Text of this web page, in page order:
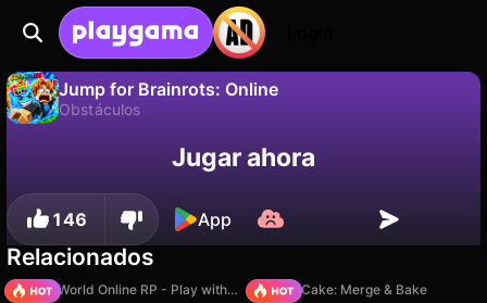
Jump for Brainrots: Online
Obstáculos
¡Guarda el progreso!Jugar ahora
146 App
Relacionados
Sprunki World Online RP - Play with Friends!
Piece of Cake: Merge & Bake